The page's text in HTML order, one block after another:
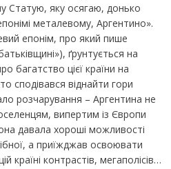
Статую, яку осягаю, донько
металевому, Аргентино».
епонім, про який пише
ґрунтується на
багатство цієї країни на
сподівався віднайти гори
розчарування – Аргентина не
випертим із Європи
давала хороші можливості
а приїжджав освоювати
країні контрастів, мегаполісів…